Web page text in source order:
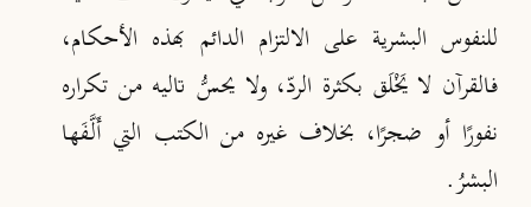
للنفوس البشرية على الالتزام الدائم بهذه الأحكام،
فالقرآن لا يَخْلَق بكثرة الردّ، ولا يحسُّ تاليه من تكراره
نفورًا أو ضجرًا، بخلاف غيره من الكتب التي أَلَّـفَها
البشرُ.